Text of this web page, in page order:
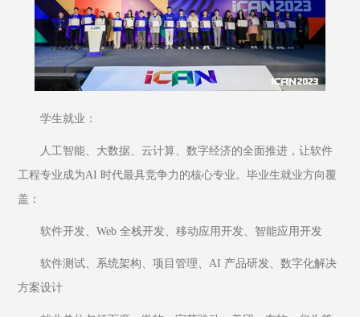
学生就业：
人工智能、大数据、云计算、数字经济的全面推进，让软件
工程专业成为AI 时代最具竞争力的核心专业。毕业生就业方向覆
盖：
软件开发、Web 全栈开发、移动应用开发、智能应用开发
软件测试、系统架构、项目管理、AI 产品研发、数字化解决
方案设计